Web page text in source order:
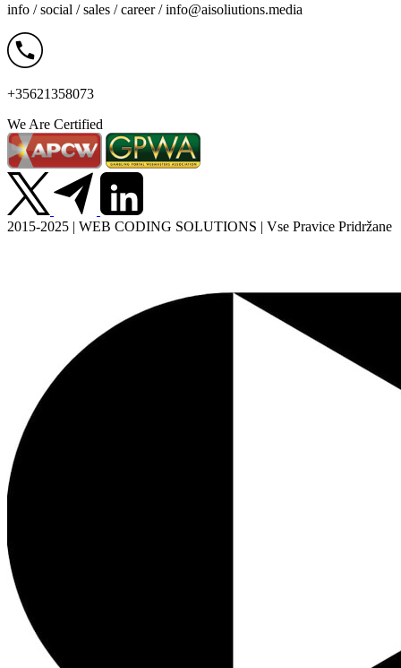
info / social / sales / career /info@aisoliutions.media
+35621358073
We Are Certified
2015-2025 | WEB CODING SOLUTIONS | Vse Pravice Pridržane